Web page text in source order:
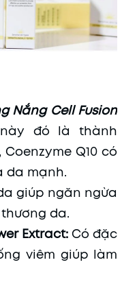
Nắng Cell Fusion
đó là thành
Q10 có
da mạnh.
giúp ngăn ngừa
da.
Extract:Có đặc
viêm giúp làm